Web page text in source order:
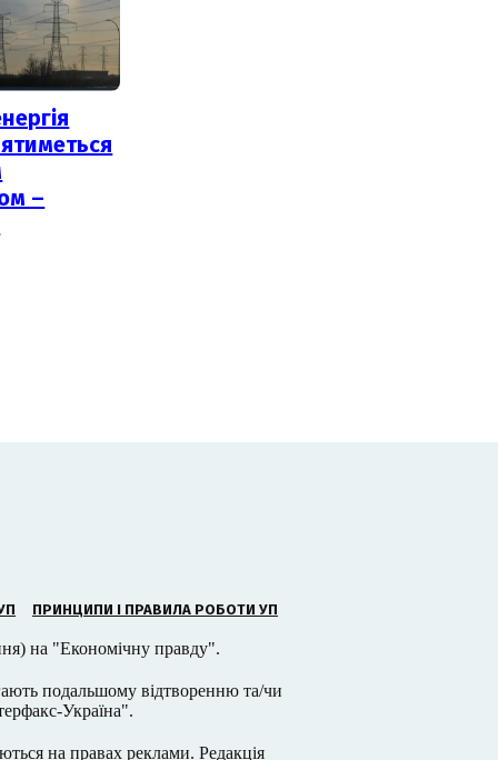
–
ПРИНЦИПИ І ПРАВИЛА РОБОТИ УП
на "Економічну правду".
подальшому відтворенню та/чи
Україна".
на правах реклами. Редакція